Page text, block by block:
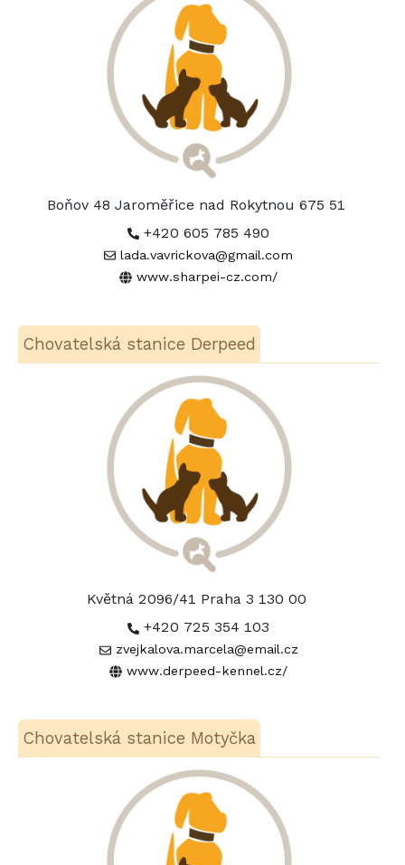
Boňov 48 Jaroměřice nad Rokytnou 675 51
+420 605 785 490
lada.vavrickova@gmail.com
www.sharpei-cz.com/
Chovatelská stanice Derpeed
Květná 2096/41 Praha 3 130 00
+420 725 354 103
zvejkalova.marcela@email.cz
www.derpeed-kennel.cz/
Chovatelská stanice Motyčka